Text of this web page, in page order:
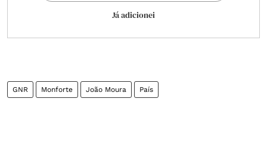
Já adicionei
GNR Monforte João Moura País